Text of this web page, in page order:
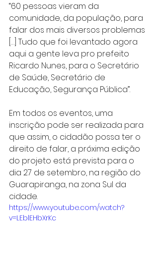
“60 pessoas vieram da
comunidade, da população, para
falar dos mais diversos problemas
[…] Tudo que foi levantado agora
aqui a gente leva pro prefeito
Ricardo Nunes, para o Secretário
de Saúde, Secretário de
Educação, Segurança Pública”.
Em todos os eventos, uma
inscrição pode ser realizada para
que assim, o cidadão possa ter o
direito de falar, a próxima edição
do projeto está prevista para o
dia 27 de setembro, na região do
Guarapiranga, na zona Sul da
cidade.
https://www.youtube.com/watch?
v=LEblEHbXrKc